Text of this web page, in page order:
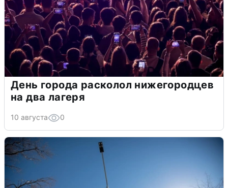
День города расколол нижегородцев
на два лагеря
10 августа 0